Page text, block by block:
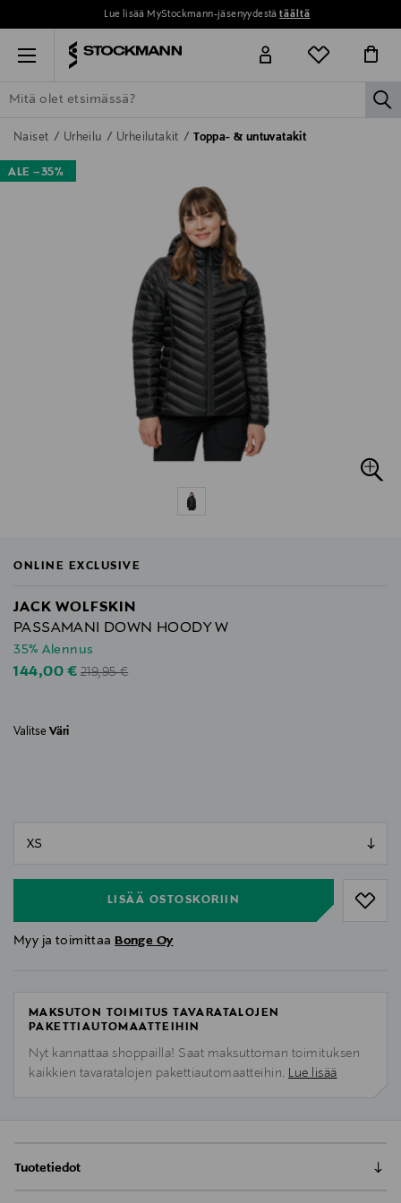
Lue lisää MyStockmann-jäsenyydestätäältä
Menu
ETSI KAIKKI NAISET MIEHET LAPSET KOTI
Naiset Urheilu Urheilutakit Toppa- & untuvatakit
ALE –35%
ONLINE EXCLUSIVE
JACK WOLFSKIN
PASSAMANI DOWN HOODY W
35% Alennus
Discounted Price
144,00 €Original Price
219,95 €
Valitse Väri
LISÄÄ OSTOSKORIIN
Myy ja toimittaa Bonge Oy
MAKSUTON TOIMITUS TAVARATALOJEN
PAKETTIAUTOMAATTEIHIN
Nyt kannattaa shoppailla! Saat maksuttoman toimituksen
kaikkien tavaratalojen pakettiautomaatteihin. Lue lisää
Tuotetiedot